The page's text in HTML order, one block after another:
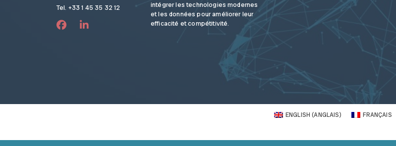
Tel. +33 1 45 35 32 12
intégrer les technologies modernes
et les données pour améliorer leur
efficacité et compétitivité.
ENGLISH (ANGLAIS) FRANÇAIS